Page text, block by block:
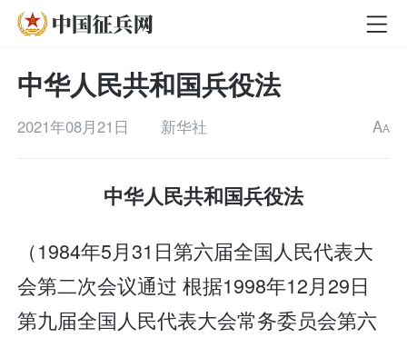
中华人民共和国兵役法
2021年08月21日 新华社 AA
中华人民共和国兵役法
（1984年5月31日第六届全国人民代表大
会第二次会议通过 根据1998年12月29日
第九届全国人民代表大会常务委员会第六